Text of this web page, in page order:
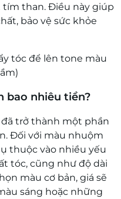
than. Điều này giúp
bảo vệ sức khỏe
tóc để lên tone màu
bao nhiêu tiền?
trở thành một phần
Đối với màu nhuộm
thuộc vào nhiều yếu
tóc, cũng như độ dài
màu cơ bản, giá sẽ
sáng hoặc những